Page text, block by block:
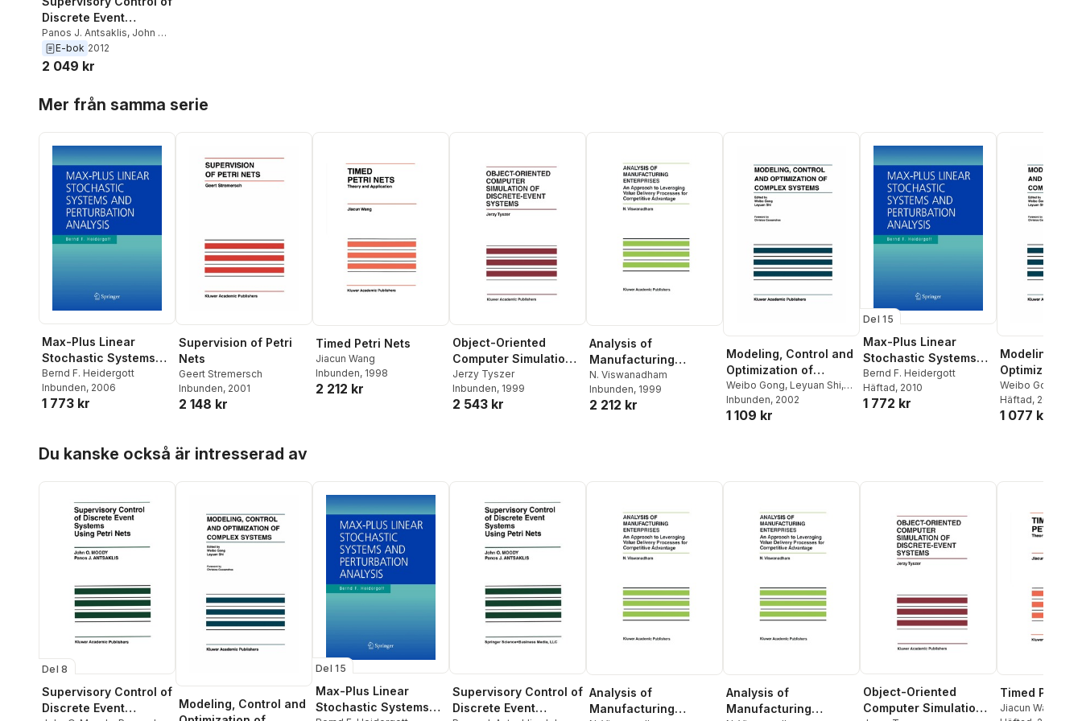
Discrete Event
Systems Using Petri
Nets
Panos J. Antsaklis, John O.
Moody
E-bok 2012
2 049 kr
Mer från samma serie
Max-Plus Linear
Stochastic Systems
and Perturbation
Analysis
Bernd F. Heidergott
Inbunden, 2006
1 773 kr
Supervision of Petri
Nets
Geert Stremersch
Inbunden, 2001
2 148 kr
Timed Petri Nets
Jiacun Wang
Inbunden, 1998
2 212 kr
Object-Oriented
Computer Simulation
of Discrete-Event
Systems
Jerzy Tyszer
Inbunden, 1999
2 543 kr
Analysis of
Manufacturing
Enterprises
N. Viswanadham
Inbunden, 1999
2 212 kr
Modeling, Control and
Optimization of
Complex Systems
Weibo Gong, Leyuan Shi,
Weibo Gong,Leyuan Shi
Inbunden, 2002
1 109 kr
Del 15
Max-Plus Linear
Stochastic Systems
and Perturbation
Analysis
Bernd F. Heidergott
Häftad, 2010
1 772 kr
Modeling,
Optimization
Complex
Weibo Gong
Häftad, 2012
1 077 kr
Du kanske också är intresserad av
Del 8
Supervisory Control of
Discrete Event
Modeling, Control and
Del 15
Max-Plus Linear
Stochastic Systems
Supervisory Control of
Discrete Event
Analysis of
Manufacturing
Analysis of
Manufacturing
Object-Oriented
Computer Simulation
Timed Petri
Jiacun Wang